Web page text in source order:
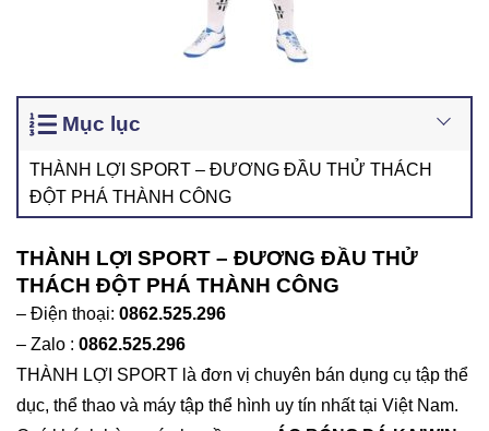
Mục lục
THÀNH LỢI SPORT – ĐƯƠNG ĐẦU THỬ THÁCH
ĐỘT PHÁ THÀNH CÔNG
THÀNH LỢI SPORT – ĐƯƠNG ĐẦU THỬ
THÁCH ĐỘT PHÁ THÀNH CÔNG
– Điện thoại: 0862.525.296
– Zalo : 0862.525.296
THÀNH LỢI SPORT là đơn vị chuyên bán dụng cụ tập thể
dục, thể thao và máy tập thể hình uy tín nhất tại Việt Nam.